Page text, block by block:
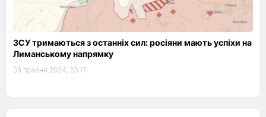
ЗСУ тримаються з останніх сил: росіяни мають успіхи на
Лиманському напрямку
09 травня 2024, 23:17